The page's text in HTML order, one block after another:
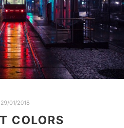
29/01/2018
COLORS